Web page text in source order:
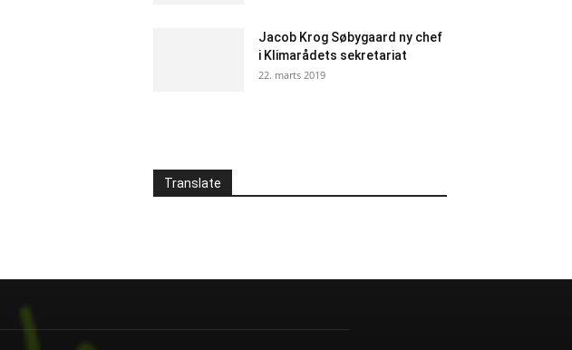
Jacob Krog Søbygaard ny chef
i Klimarådets sekretariat
22. marts 2019
Translate